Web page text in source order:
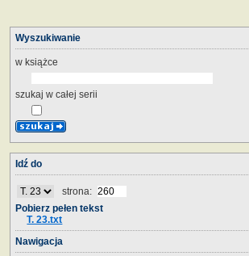
Wyszukiwanie
w książce
szukaj w całej serii
Idź do
strona:
Pobierz pełen tekst
T. 23.txt
Nawigacja